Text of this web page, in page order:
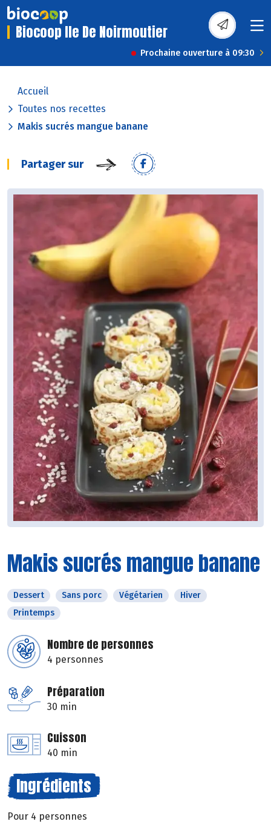
Biocoop Ile De Noirmoutier
Prochaine ouverture à 09:30
Accueil
Toutes nos recettes
Makis sucrés mangue banane
Partager sur
Makis sucrés mangue banane
Dessert Sans porc Végétarien
Hiver
Printemps
Nombre de personnes
4 personnes
Préparation
30 min
Cuisson
40 min
Ingrédients
Pour 4 personnes